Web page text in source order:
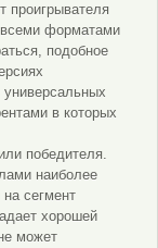
проигрывателя
всеми форматами
подобное
универсальных
в которых
победителя.
наиболее
сегмент
хорошей
может